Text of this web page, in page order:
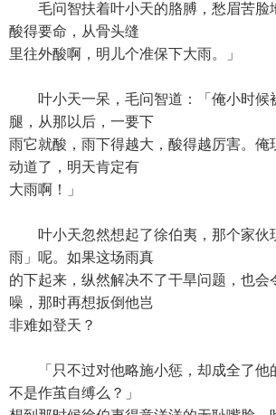
毛问智扶着叶小天的胳膊，愁眉苦脸
酸得要命，从骨头缝
里往外酸啊，明儿个准保下大雨。」
叶小天一呆，毛问智道：「俺小时候
腿，从那以后，一要下
雨它就酸，雨下得越大，酸得越厉害。俺
动道了，明天肯定有
大雨啊！」
叶小天忽然想起了徐伯夷，那个家伙
雨」呢。如果这场雨真
的下起来，纵然解决不了干旱问题，也会
噪，那时再想扳倒他岂
非难如登天？
「只不过对他略施小惩，却成全了他
不是作茧自缚么？」